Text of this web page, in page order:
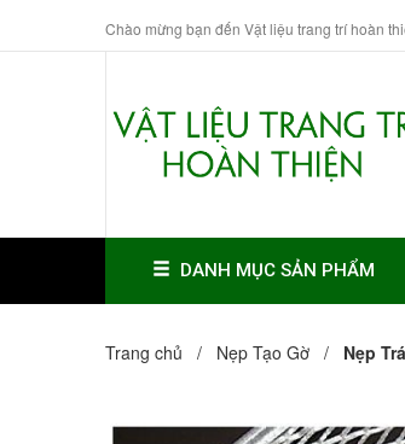
Chào mừng bạn đến Vật liệu trang trí hoàn
DANH MỤC SẢN PHẨM
Trang chủ / Nẹp Tạo Gờ / Nẹp